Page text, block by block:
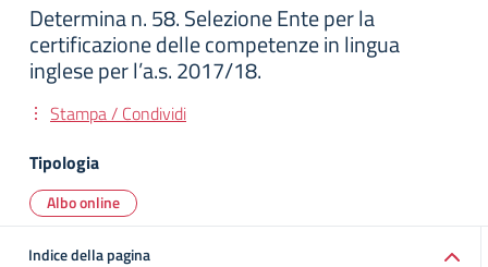
Determina n. 58. Selezione Ente per la
certificazione delle competenze in lingua
inglese per l’a.s. 2017/18.
Stampa / Condividi
Tipologia
Albo online
Indice della pagina